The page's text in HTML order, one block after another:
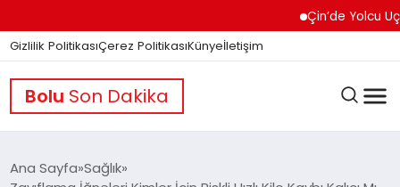
Çin’de Yolcu
Gizlilik PolitikasıÇerez PolitikasıKünyeİletişim
Bolu Son Dakika
Ana Sayfa Sağlık